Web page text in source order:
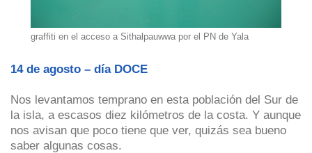
graffiti en el acceso a Sithalpauwwa por el PN de Yala
14 de agosto – día DOCE
Nos levantamos temprano en esta población del Sur de
la isla, a escasos diez kilómetros de la costa. Y aunque
nos avisan que poco tiene que ver, quizás sea bueno
saber algunas cosas.